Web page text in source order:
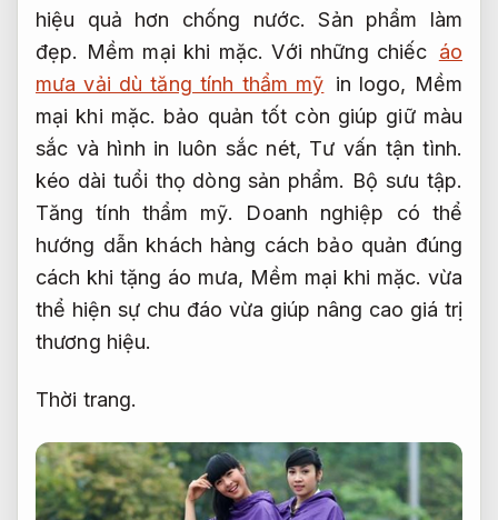
hiệu quả hơn chống nước.Sản phẩm làm
đẹp. Mềm mại khi mặc. Với những chiếc áo
mưa vải dù tăng tính thẩm mỹ in logo, Mềm
mại khi mặc. bảo quản tốt còn giúp giữ màu
sắc và hình in luôn sắc nét, Tư vấn tận tình.
kéo dài tuổi thọ dòng sản phẩm. Bộ sưu tập.
Tăng tính thẩm mỹ.
Doanh nghiệp có thể
hướng dẫn khách hàng cách bảo quản đúng
cách khi tặng áo mưa, Mềm mại khi mặc. vừa
thể hiện sự chu đáo vừa giúp nâng cao giá trị
thương hiệu.
Thời trang.